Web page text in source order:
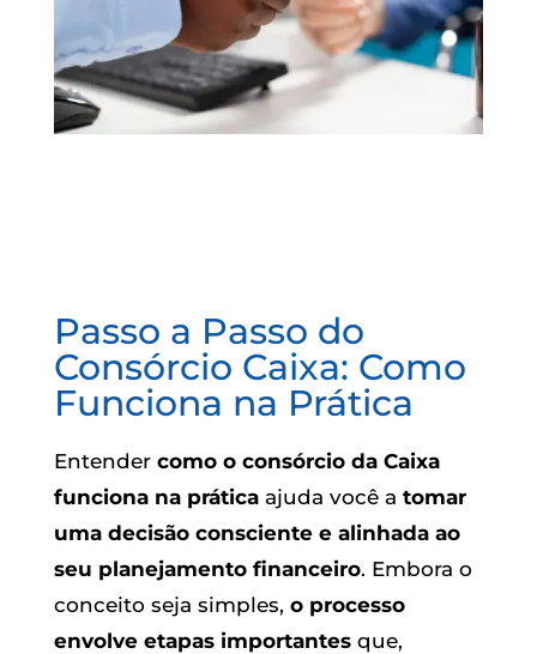
Passo a Passo do
Consórcio Caixa: Como
Funciona na Prática
Entender como o consórcio da Caixa
funciona na práticaajuda você a tomar
uma decisão consciente e alinhada ao
seu planejamento financeiro. Embora o
conceito seja simples, o processo
envolve etapas importantesque,